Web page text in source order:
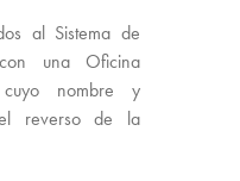
al Sistema de
una Oficina
nombre y
reverso de la